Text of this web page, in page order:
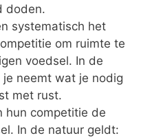
doden.
systematisch het
om ruimte te
voedsel. In de
neemt wat je nodig
met rust.
hun competitie de
In de natuur geldt: